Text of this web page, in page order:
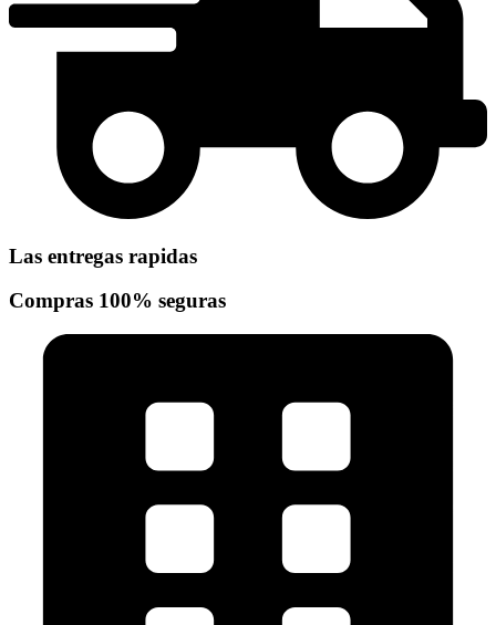
Las entregas rapidas
Compras 100% seguras